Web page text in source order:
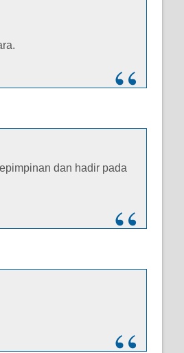
dan hadir pada